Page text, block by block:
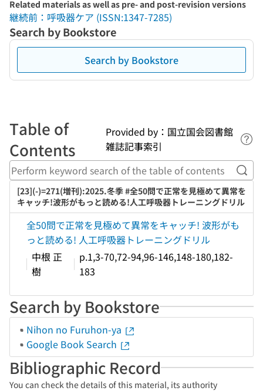
Related materials as well as pre- and post-revision versions
継続前：呼吸器ケア (ISSN:1347-7285)
Search by Bookstore
Search by Bookstore
Table of
Contents
Provided by：国立国会図書館
雑誌記事索引
[23](-)=271(増刊):2025.冬季 #全50問で正常を見極めて異常を
キャッチ!波形がもっと読める!人工呼吸器トレーニングドリル
全50問で正常を見極めて異常をキャッチ! 波形がも
っと読める! 人工呼吸器トレーニングドリル
中根 正
樹
p.1,3-70,72-94,96-146,148-180,182-
183
Search by Bookstore
Nihon no Furuhon-ya
Google Book Search
Bibliographic Record
You can check the details of this material, its authority